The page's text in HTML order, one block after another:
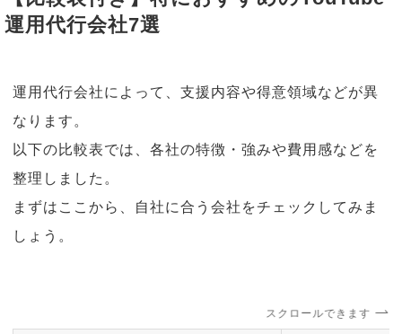
運用代行会社7選
運用代行会社によって、支援内容や得意領域などが異
なります。
以下の比較表では、各社の特徴・強みや費用感などを
整理しました。
まずはここから、自社に合う会社をチェックしてみま
しょう。
スクロールできます